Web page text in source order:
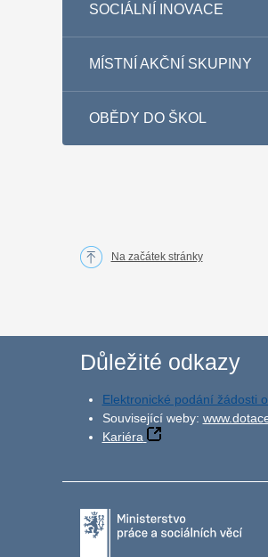
SOCIÁLNÍ INOVACE
MÍSTNÍ AKČNÍ SKUPINY
OBĚDY DO ŠKOL
Na začátek stránky
Důležité odkazy
Elektronické podání žádosti
Související weby:
Kariéra